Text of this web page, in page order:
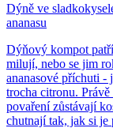
Dýně ve
ananasu
Dýňový kompot
milují, nebo se jim
ananasové příchuti -
trocha citronu.
povaření zůstávají
chutnají tak, jak si je